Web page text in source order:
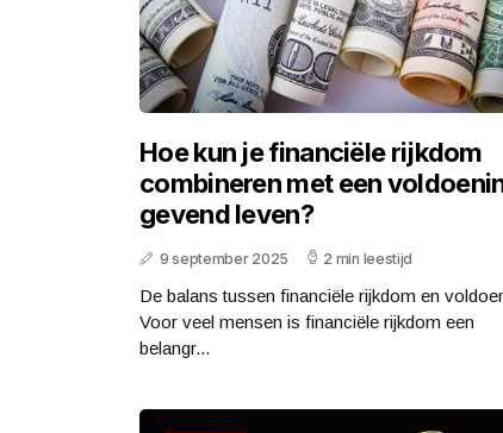
Hoe kun je financiële rijkdom
combineren met een
gevend leven?
9 september 2025 2 min leestijd
De balans tussen financiële rijkdom en
Voor veel mensen is financiële rijkdom een
belangr...